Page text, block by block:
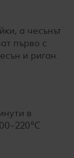
а чесънът
първо с
и риган.
в